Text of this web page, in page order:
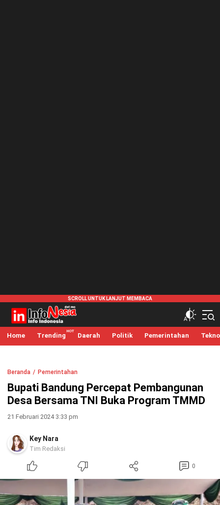
infonesia.me
Info Indonesia
Home Trending Daerah Politik Pemerintahan Tekno
Beranda Pemerintahan
Bupati Bandung Percepat Pembangunan
Desa Bersama TNI Buka Program TMMD
21 Februari 2024 3:33 pm
Key Nara
Tim Redaksi
0